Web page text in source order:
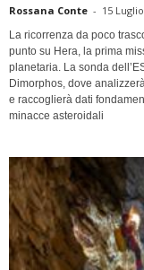
Rossana Conte - 15
La ricorrenza da poco
punto su Hera, la prima
planetaria. La sonda
Dimorphos, dove
e raccoglierà dati
minacce asteroidali